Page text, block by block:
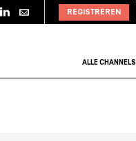
REGISTREREN
ALLE CHANNELS